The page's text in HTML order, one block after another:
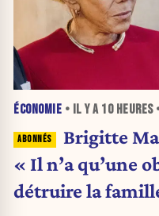
ÉCONOMIE • IL Y A 10 HEURES
Brigitte
« Il n’a qu’une
détruire la